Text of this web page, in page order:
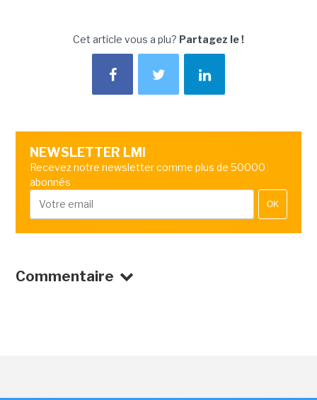
Cet article vous a plu? Partagez le !
NEWSLETTER LMI
Recevez notre newsletter comme plus de 50000
abonnés
OK
Commentaire